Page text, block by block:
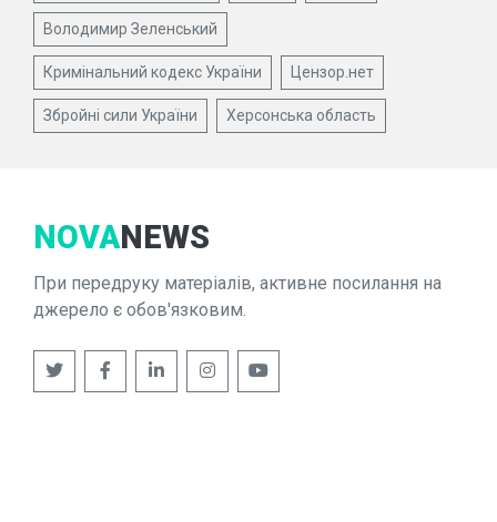
Володимир Зеленський
Кримінальний кодекс України Цензор.нет
Збройні сили України Херсонська область
NOVANEWS
При передруку матеріалів, активне посилання на
джерело є обов'язковим.